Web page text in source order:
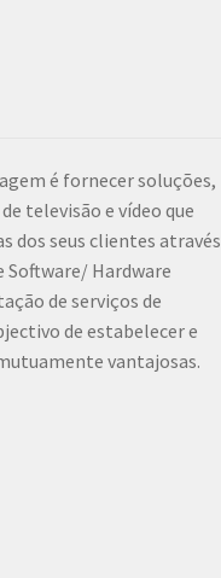
é fornecer soluções,
televisão e vídeo que
dos seus clientes através
Hardware
de serviços de
de estabelecer e
vantajosas.